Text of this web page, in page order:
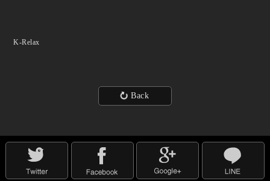
K-Relax
Back